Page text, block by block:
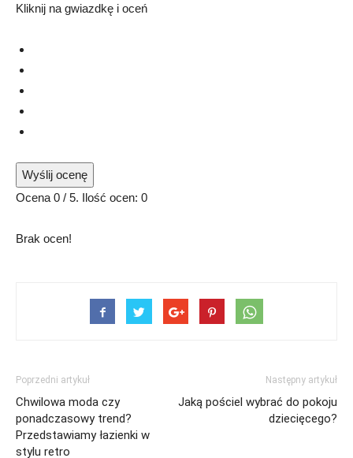
Kliknij na gwiazdkę i oceń
Wyślij ocenę
Ocena 0 / 5. Ilość ocen: 0
Brak ocen!
Poprzedni artykuł
Chwilowa moda czy
ponadczasowy trend?
Przedstawiamy łazienki w
stylu retro
Następny artykuł
Jaką pościel wybrać do pokoju
dziecięcego?